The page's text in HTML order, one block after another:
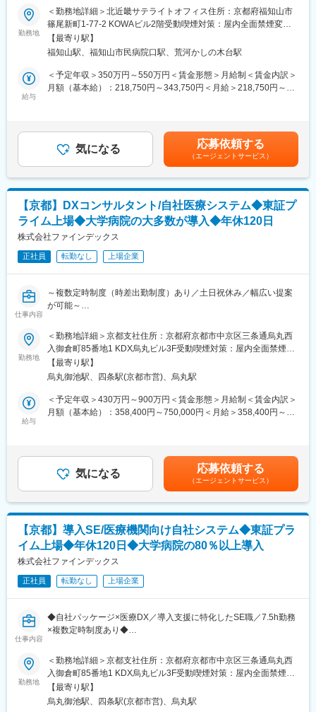
■基礎研修が充実：
入社後1か月は研修期間となります。ビジネスマナーやPCスキル
研修が入社後研修としてあり、PC慣れしていない方も安心してご
入社いただけます。
現場配属後は、OJTで独り立ちまでサポートその後も定期的なフ
ォローアップ研修や、専門性を高める継続研修、階層別研修など
【働きやすい制度と環境】
・ご自宅から1時間程度で通える施設をお任せする予定です。
・スーパーフレックスタイム制を導入しており、社員自身が業務
のスケジュールに合わせて始業、就業時間を決めることができま
す。
暇。
・産前産後休暇（妊娠中時短勤務あり）、子供が3歳になるまで取
得できる育児休業、
※育児休業から復帰し3ヶ月後に、育児補助支援金を給付。
変更の範囲：会社の定める業務
て、以下の業務をご担当いただきます。
■具体的には：
◆クライアント（医療機関）との関係性構築と折衝・提案
担当する病院の事務長、医事課長、職員と信頼関係を構築し、パ
ートナーとして課題解決に向けた提案を行います。
・病院の事務長や担当者への定期訪問を通じたニーズ、要望・課
題のヒアリング、課題解決に向けた提案
◆医療事務スタッフのマネジメント
受託先医療機関で働くスタッフが安心して働ける環境を整え、現
・現場責任者（病院マネージャー、リーダー）のサポートと育成
・面談、部署ミーティング等による適切な人員配置の調整/実行
・労務管理、モチベーション管理、定着率向上施策の実施
・担当案件の売上・コスト管理
・IT・DX活用による人件費最適化や運用改善の検討・提案
◆現場オペレーションの統括
セプト）、電子カルテ管理等）
・トラブル・クレーム発生時のエスカレーション対応
・新規受託案件の立ち上げ支援、プロセス管理
本ポジションは、クライアント対応、病院スタッフのマネジメン
トなど、人とのコミュニケーションが多く発生する業務内容で
って取り組んでおります。ぜひその一員として、私たちと一緒に
取り組んでいただけますと幸いです。を支える、そんな「誇りあ
る仕事」に、ぜひ一緒に挑戦しましょう。
■当社について：
当社は以下領域で全国30,000名以上の社員が活躍しています。
医療事業：受付、会計、診療報酬請求業務等の受託・人材派遣
介護事業：自立支援と地域トータルケアを理念とした施設運営
こども事業：東京都中心に66か所の認可保育園等を運営
勤務地
＜勤務地詳細＞北近畿サテライトオフィス住所：京都府福知山市
篠尾新町1-77-2 KOWAビル2階受動喫煙対策：屋内全面禁煙変更
の範囲：会社の定める事業所
【最寄り駅】
福知山駅、福知山市民病院口駅、荒河かしの木台駅
給与
＜予定年収＞350万円～550万円＜賃金形態＞月給制＜賃金内訳＞
月額（基本給）：218,750円～343,750円＜月給＞218,750円～
通じて上下する可能性があります。月給(月額)は固定手当を含めた
表記です。気になる 応募依頼する
（エージェントサービス）
【京都】DXコンサルタント/自社医療システム◆東証プ
ライム上場◆大学病院の大多数が導入◆年休120日
株式会社ファインデックス
正社員 転勤なし 上場企業
仕事内容
～複数定時制度（時差出勤制度）あり／土日祝休み／幅広い提案
が可能～
■業務内容
自社製品・サービスの導入や保守運用にとどまらず、DXによる医
療現場の課題解決に加え、以下のような業務を担っていただきま
す。
・クラウドや生成AIを活用した新サービスの企画・構築
・新規プロジェクトにおけるパイロット導入、検証
・研究開発プロジェクトへの参画
・顧客（医療機関）との要件整理、課題抽出、改善提案
とができるポジションです。
■魅力
◎医療DXの実装と社会価値の最大化
主に医療機関において、施設完結型のソリューションからクラウ
ド基盤を利用したデータ連携まで、様々な形で医療DX、その先に
◎医療現場や医療経営を変える、全く新しいソリューション
化することを得意としています。時には大学病院など顧客と協働
しながら、「医師や看護師の業務、診療の在り方をどう変えた
す。特に、2024年に発売開始した医療文書生成サービス
「CocktailAI」については、生成AIの導入が限定的な大規模病院を
中心に多くの医療機関から反響があり、今後高い需要を見込んで
います。
勤務地
＜勤務地詳細＞京都支社住所：京都府京都市中京区三条通烏丸西
入御倉町85番地1 KDX烏丸ビル3F受動喫煙対策：屋内全面禁煙変
更の範囲：会社の定める事業所（リモートワーク含む）
【最寄り駅】
烏丸御池駅、四条駅(京都市営)、烏丸駅
給与
＜予定年収＞430万円～900万円＜賃金形態＞月給制＜賃金内訳＞
月額（基本給）：358,400円～750,000円＜月給＞358,400円～
くまでも目安の金額であり、選考を通じて上下する可能性があり
ます。月給(月額)は固定手当を含めた表記です。
気になる 応募依頼する
（エージェントサービス）
【京都】導入SE/医療機関向け自社システム◆東証プラ
イム上場◆年休120日◆大学病院の80％以上導入
株式会社ファインデックス
正社員 転勤なし 上場企業
仕事内容
◆自社パッケージ×医療DX／導入支援に特化したSE職／7.5h勤務
×複数定時制度あり◆
■業務概要：
大学病院・総合病院・クリニックなど幅広い医療機関に対し、自
社開発ソフトウェア（Claio／DocuMaker 等）の導入を支援する
ポジションです。
システムのセットアップから現地での設置・検証、操作研修、稼
勤務地
＜勤務地詳細＞京都支社住所：京都府京都市中京区三条通烏丸西
入御倉町85番地1 KDX烏丸ビル3F受動喫煙対策：屋内全面禁煙変
更の範囲：会社の定める事業所（リモートワーク含む）
【最寄り駅】
烏丸御池駅、四条駅(京都市営)、烏丸駅